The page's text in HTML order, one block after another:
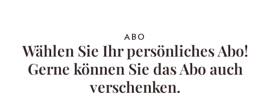
ABO
Wählen Sie Ihr persönliches Abo!
Gerne können Sie das Abo auch
verschenken.